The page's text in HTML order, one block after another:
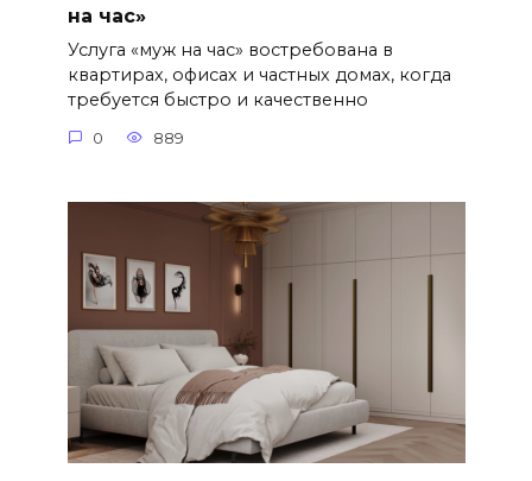
на час»
Услуга «муж на час» востребована в
квартирах, офисах и частных домах, когда
требуется быстро и качественно
0 889